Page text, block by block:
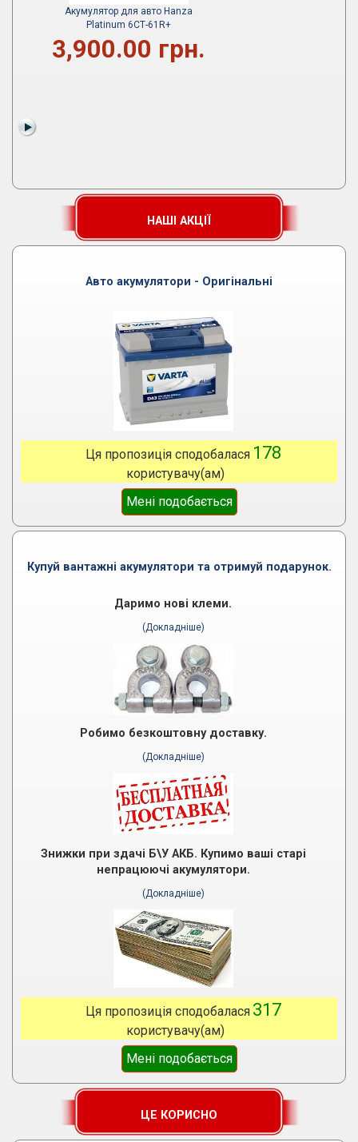
Акумулятор для авто Hanza
Platinum 6СТ-61R+
3,900.00 грн.
НАШІ АКЦІЇ
Авто акумулятори - Оригінальні
Ця пропозиція сподобалася 178
користувачу(ам)
Мені подобається
Купуй вантажні акумулятори та отримуй подарунок.
Даримо нові клеми.
(Докладніше)
Робимо безкоштовну доставку.
(Докладніше)
Знижки при здачі Б\У АКБ. Купимо ваші старі
непрацюючі акумулятори.
(Докладніше)
Ця пропозиція сподобалася 317
користувачу(ам)
Мені подобається
ЦЕ КОРИСНО